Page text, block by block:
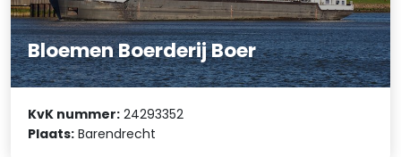
Bloemen Boerderij Boer
KvK nummer: 24293352
Plaats: Barendrecht